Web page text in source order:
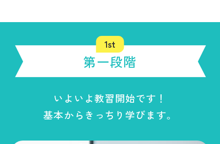
第一段階
いよいよ教習開始です！
基本からきっちり学びます。